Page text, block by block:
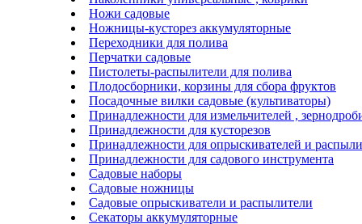
Ножи садовые
Ножницы-кусторез аккумуляторные
Переходники для полива
Перчатки садовые
Пистолеты-распылители для полива
Плодосборники, корзины для сбора фруктов
Посадочные вилки садовые (культиваторы)
Принадлежности для измельчителей ,
Принадлежности для кусторезов
Принадлежности для опрыскивателей и
Принадлежности для садового инструмента
Садовые наборы
Садовые ножницы
Садовые опрыскиватели и распылители
Секаторы аккумуляторные